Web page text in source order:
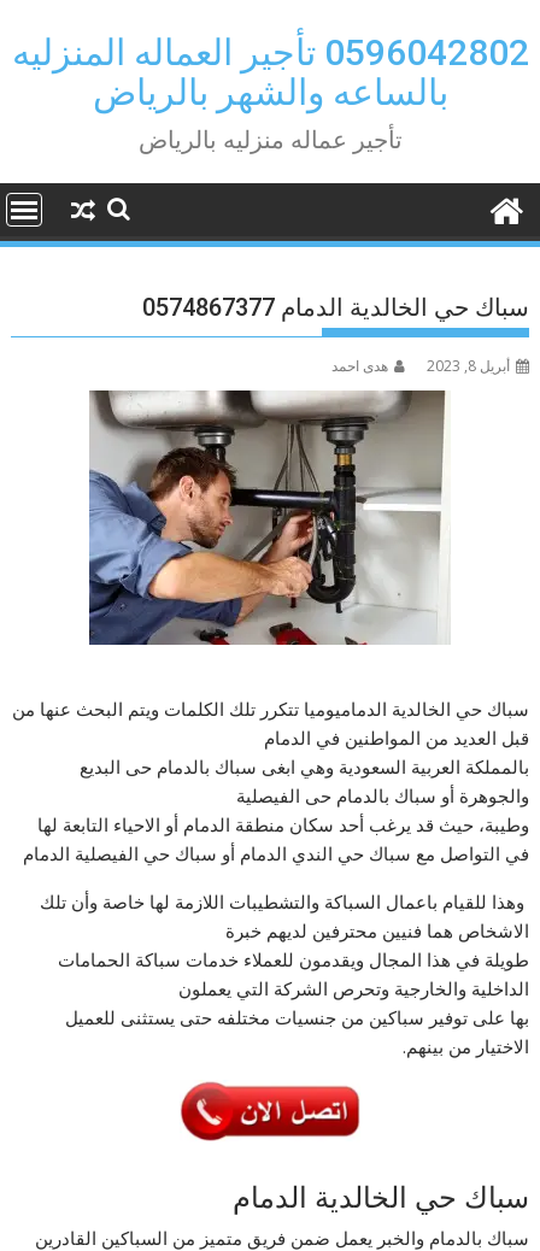
to
content
0596042802 تأجير العماله المنزليه
بالساعه والشهر بالرياض
تأجير عماله منزليه بالرياض
سباك حي الخالدية الدمام 0574867377
أبريل 8, 2023 هدى احمد
سباك حي الخالدية الدماميوميا تتكرر تلك الكلمات ويتم البحث عنها من
قبل العديد من المواطنين في الدمام
بالمملكة العربية السعودية وهي ابغى سباك بالدمام حى البديع
والجوهرة أو سباك بالدمام حى الفيصلية
وطيبة، حيث قد يرغب أحد سكان منطقة الدمام أو الاحياء التابعة لها
في التواصل مع سباك حي الندي الدمام أو سباك حي الفيصلية الدمام
وهذا للقيام باعمال السباكة والتشطيبات اللازمة لها خاصة وأن تلك
الاشخاص هما فنيين محترفين لديهم خبرة
طويلة في هذا المجال ويقدمون للعملاء خدمات سباكة الحمامات
الداخلية والخارجية وتحرص الشركة التي يعملون
بها على توفير سباكين من جنسيات مختلفه حتى يستثنى للعميل
الاختيار من بينهم.
سباك حي الخالدية الدمام
سباك بالدمام والخبر يعمل ضمن فريق متميز من السباكين القادرين